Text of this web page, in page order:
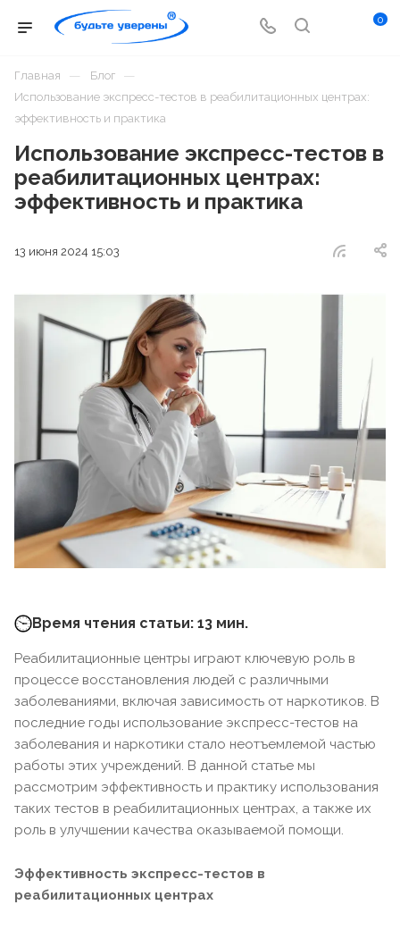
0
Использование экспресс-тестов в
реабилитационных центрах:
эффективность и практика
Главная — Блог —
Использование экспресс-тестов в реабилитационных центрах:
эффективность и практика
13 июня 2024 15:03
Время чтения статьи: 13 мин.
Реабилитационные центры играют ключевую роль в
процессе восстановления людей с различными
заболеваниями, включая зависимость от наркотиков. В
последние годы использование экспресс-тестов на
заболевания и наркотики стало неотъемлемой частью
работы этих учреждений. В данной статье мы
рассмотрим эффективность и практику использования
таких тестов в реабилитационных центрах, а также их
роль в улучшении качества оказываемой помощи.
Эффективность экспресс-тестов в
реабилитационных центрах